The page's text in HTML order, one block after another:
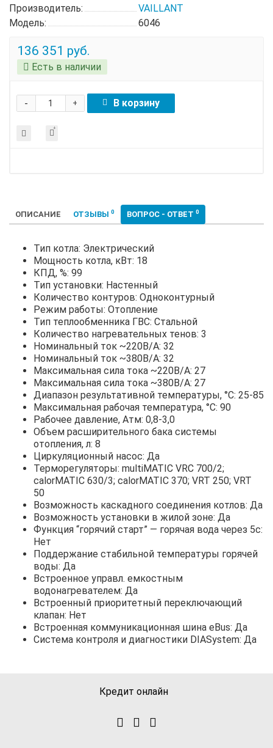
Производитель:
VAILLANT
Модель:
6046
136 351 руб.
Есть в наличии
+
- В корзину
ОПИСАНИЕ ОТЗЫВЫ 0 ВОПРОС - ОТВЕТ 0
Тип котла: Электрический
Мощность котла, кВт: 18
КПД, %: 99
Тип установки: Настенный
Количество контуров: Одноконтурный
Режим работы: Отопление
Тип теплообменника ГВС: Стальной
Количество нагревательных тенов: 3
Номинальный ток ~220В/А: 32
Номинальный ток ~380В/А: 32
Максимальная сила тока ~220В/А: 27
Максимальная сила тока ~380В/А: 27
Диапазон результативной температуры, °С: 25-85
Максимальная рабочая температура, °С: 90
Рабочее давление, Атм: 0,8-3,0
Объем расширительного бака системы
отопления, л: 8
Циркуляционный насос: Да
Терморегуляторы: multiMATIC VRC 700/2;
calorMATIC 630/3; calorMATIC 370; VRT 250; VRT
50
Возможность каскадного соединения котлов: Да
Возможность установки в жилой зоне: Да
Функция “горячий старт” — горячая вода через 5с:
Нет
Поддержание стабильной температуры горячей
воды: Да
Встроенное управл. емкостным
водонагревателем: Да
Встроенный приоритетный переключающий
клапан: Нет
Встроенная коммуникационная шина eBus: Да
Система контроля и диагностики DIASystem: Да
Кредит онлайн